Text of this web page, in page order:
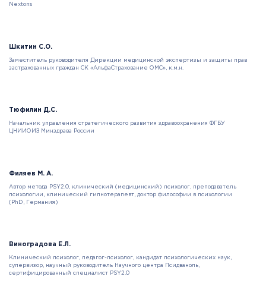
Nextons
Шкитин С.О.
Заместитель руководителя Дирекции медицинской экспертизы и защиты прав
застрахованных граждан СК «АльфаСтрахование ОМС», к.м.н.
Тюфилин Д.С.
Начальник управления стратегического развития здравоохранения ФГБУ
ЦНИИОИЗ Минздрава России
Филяев М. А.
Автор метода PSY2.0, клинический (медицинский) психолог, преподаватель
психологии, клинический гипнотерапевт, доктор философии в психологии
(PhD, Германия)
Виноградова Е.Л.
Клинический психолог, педагог-психолог, кандидат психологических наук,
супервизор, научный руководитель Научного центра Псидваноль,
сертифицированный специалист PSY2.0